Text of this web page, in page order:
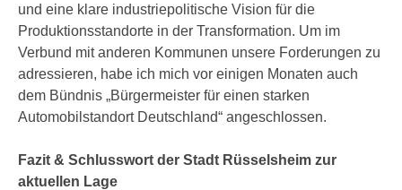
und eine klare industriepolitische Vision für die
Produktionsstandorte in der Transformation. Um im
Verbund mit anderen Kommunen unsere Forderungen zu
adressieren, habe ich mich vor einigen Monaten auch
dem Bündnis „Bürgermeister für einen starken
Automobilstandort Deutschland“ angeschlossen.
Fazit & Schlusswort der Stadt Rüsselsheim zur
aktuellen Lage